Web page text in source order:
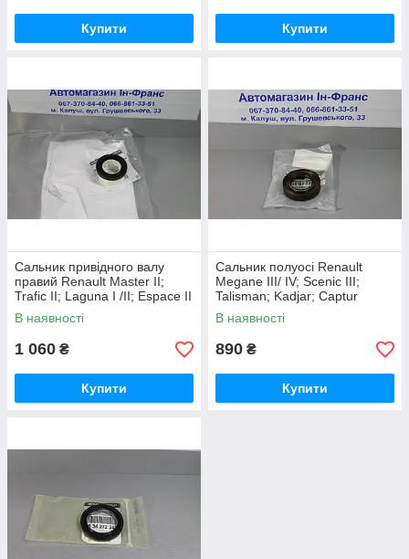
Купити Купити
Сальник привідного валу
правий Renault Master II;
Trafic II; Laguna I /II; Espace II
/III /IV (оригінал)
В наявності
1 060 ₴
Купити
Сальник полуосі Renault
Megane III/ IV; Scenic III;
Talisman; Kadjar; Captur
(оригінал)
В наявності
890 ₴
Купити